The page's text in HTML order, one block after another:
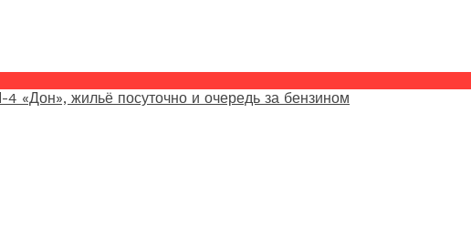
«Дон», жильё посуточно и очередь за бензином